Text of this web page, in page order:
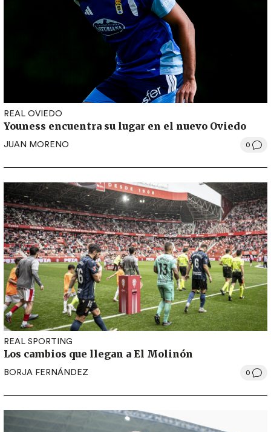
REAL OVIEDO
Youness encuentra su lugar en el nuevo Oviedo
JUAN MORENO 0
REAL SPORTING
Los cambios que llegan a El Molinón
BORJA FERNÁNDEZ 0